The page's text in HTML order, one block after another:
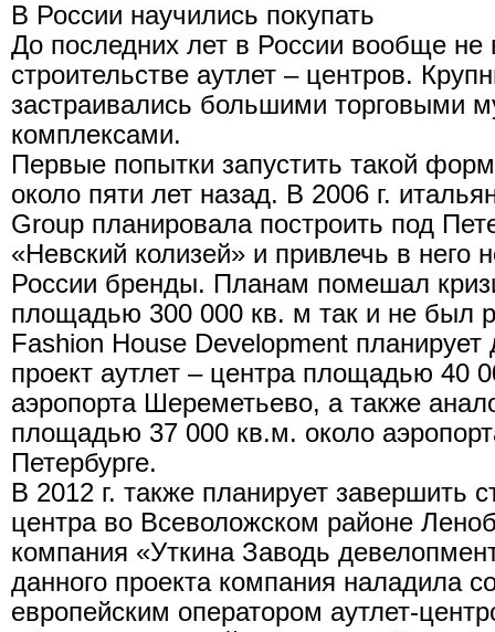
В России научились покупать
До последних лет в России вообще не
строительстве аутлет – центров.
застраивались большими торговыми
комплексами.
Первые попытки запустить такой
около пяти лет назад. В 2006 г.
Group планировала построить под
«Невский колизей» и привлечь в него
России бренды. Планам помешал
площадью 300 000 кв. м так и не был
Fashion House Development планирует
проект аутлет – центра площадью 40
аэропорта Шереметьево, а также
площадью 37 000 кв.м. около
Петербурге.
В 2012 г. также планирует завершить
центра во Всеволожском районе
компания «Уткина Заводь
данного проекта компания наладила
европейским оператором аутлет-